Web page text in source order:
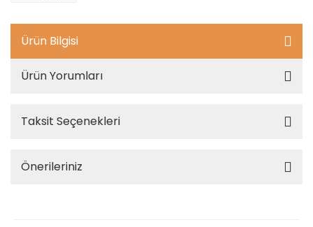
Ürün Bilgisi
Ürün Yorumları
Taksit Seçenekleri
Önerileriniz